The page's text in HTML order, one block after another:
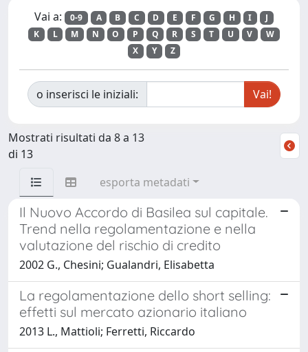
Vai a: 0-9 A B C D E F G H I
J
K
L M N O P Q R S T U V
W
X
Y Z
o inserisci le iniziali:
Mostrati risultati da 8 a 13
di 13
esporta metadati
Il Nuovo Accordo di Basilea sul capitale.
Trend nella regolamentazione e nella
valutazione del rischio di credito
2002 G., Chesini; Gualandri, Elisabetta
La regolamentazione dello short selling:
effetti sul mercato azionario italiano
2013 L., Mattioli; Ferretti, Riccardo